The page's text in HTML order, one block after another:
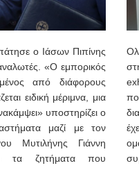
ο Ιάσων Πιπίνης
«O εμπορικός
από διάφορους
ειδική μέριμνα, μια
υποστηρίζει ο
μαζί με τον
Μυτιλήνης Γιάννη
τα ζητήματα που